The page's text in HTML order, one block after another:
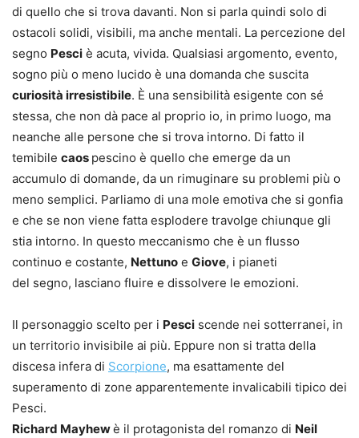
di quello che si trova davanti. Non si parla quindi solo di
ostacoli solidi, visibili, ma anche mentali. La percezione del
segno Pesci è acuta, vivida. Qualsiasi argomento, evento,
sogno più o meno lucido è una domanda che suscita
curiosità irresistibile. È una sensibilità esigente con sé
stessa, che non dà pace al proprio io, in primo luogo, ma
neanche alle persone che si trova intorno. Di fatto il
temibile caos pescino è quello che emerge da un
accumulo di domande, da un rimuginare su problemi più o
meno semplici. Parliamo di una mole emotiva che si gonfia
e che se non viene fatta esplodere travolge chiunque gli
stia intorno. In questo meccanismo che è un flusso
continuo e costante, Nettuno e Giove, i pianeti
del segno, lasciano fluire e dissolvere le emozioni. ​
Il personaggio scelto per i Pesci scende nei sotterranei, in
un territorio invisibile ai più. Eppure non si tratta della
discesa infera di Scorpione, ma esattamente del
superamento di zone apparentemente invalicabili tipico dei
Pesci. ​
Richard Mayhewè il protagonista del romanzo di Neil